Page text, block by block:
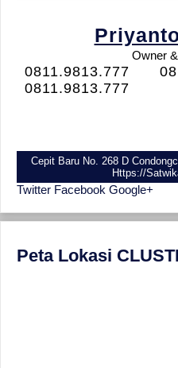
Owner
0811.9813.777
0811.9813.777
Cepit Baru No. 268 D
Https://
Twitter Facebook Google+
Peta Lokasi